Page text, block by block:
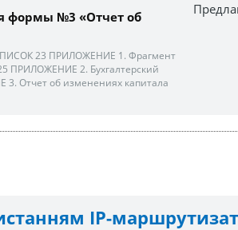
формы №3 «Отчет об
23 ПРИЛОЖЕНИЕ 1. Фрагмент
ПРИЛОЖЕНИЕ 2. Бухгалтерский
Отчет об изменениях капитала
IP-